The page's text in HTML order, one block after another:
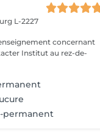
L-2227
concernant
de-
permanent